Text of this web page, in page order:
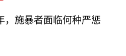
，施暴者面临何种严惩